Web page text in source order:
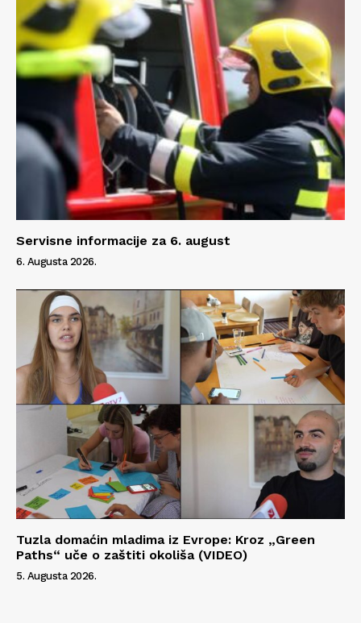
Servisne informacije za 6. august
6. Augusta 2026.
Tuzla domaćin mladima iz Evrope: Kroz „Green
Paths“ uče o zaštiti okoliša (VIDEO)
5. Augusta 2026.